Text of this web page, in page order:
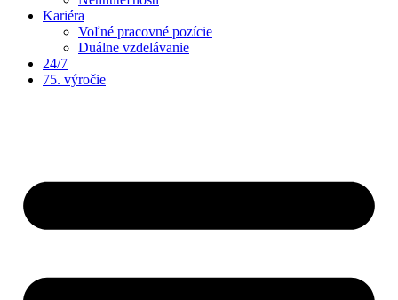
Kariéra
Voľné pracovné pozície
Duálne vzdelávanie
24/7
75. výročie